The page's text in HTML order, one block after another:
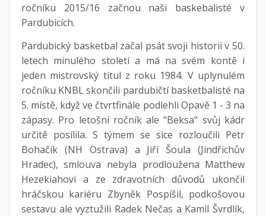
ročníku 2015/16 začnou naši baskebalisté v
Pardubicích.
Pardubický basketbal začal psát svoji historii v 50.
letech minulého století a má na svém kontě i
jeden mistrovský titul z roku 1984. V uplynulém
ročníku KNBL skončili pardubičtí basketbalisté na
5. místě, když ve čtvrtfinále podlehli Opavě 1 - 3 na
zápasy. Pro letošní ročník ale "Beksa" svůj kádr
určitě posílila. S týmem se sice rozloučili Petr
Bohačík (NH Ostrava) a Jiří Šoula (Jindřichův
Hradec), smlouva nebyla prodloužena Matthew
Hezekiahovi a ze zdravotních důvodů ukončil
hráčskou kariéru Zbyněk Pospíšil, podkošovou
sestavu ale vyztužili Radek Nečas a Kamil Švrdlík,